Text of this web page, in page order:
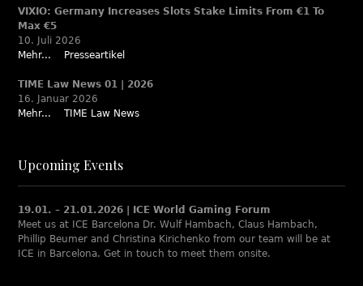
VIXIO: Germany Increases Slots Stake Limits From €1 To
Max €5
10. Juli 2026
Mehr...
Presseartikel
TIME Law News 01 | 2026
16. Januar 2026
Mehr...
TIME Law News
Upcoming Events
19.01. – 21.01.2026 | ICE World Gaming Forum
Meet us at ICE Barcelona Dr. Wulf Hambach, Claus Hambach,
Phillip Beumer and Christina Kirichenko from our team will be at
ICE in Barcelona. Get in touch to meet them onsite.